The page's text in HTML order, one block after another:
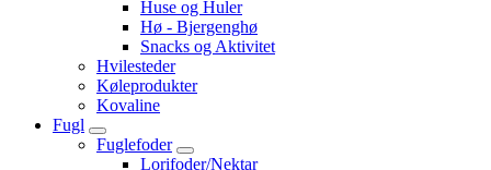
Huse og Huler
Hø - Bjergenghø
Snacks og Aktivitet
Hvilesteder
Køleprodukter
Kovaline
Fugl
Fuglefoder
Lorifoder/Nektar